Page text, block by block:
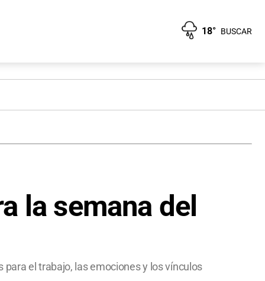
18° BUSCAR
la semana del
el trabajo, las emociones y los vínculos